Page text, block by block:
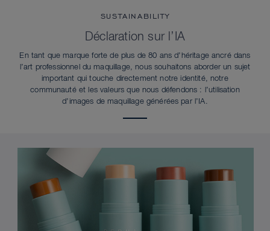
SUSTAINABILITY
Déclaration sur l’IA
En tant que marque forte de plus de 80 ans d’héritage ancré dans
l’art professionnel du maquillage, nous souhaitons aborder un sujet
important qui touche directement notre identité, notre
communauté et les valeurs que nous défendons : l’utilisation
d’images de maquillage générées par l’IA.